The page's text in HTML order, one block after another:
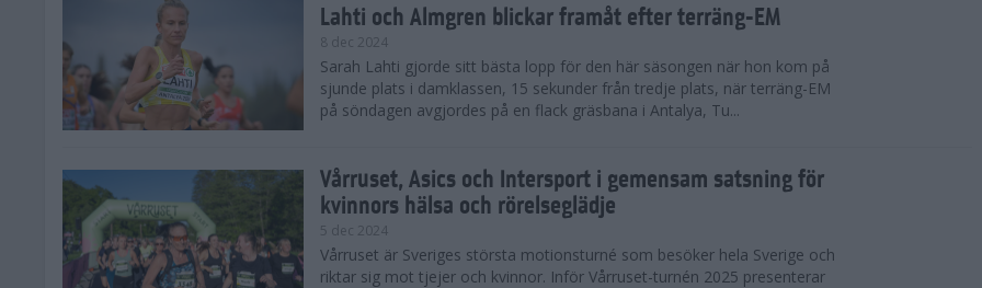
Lahti och Almgren blickar framåt efter terräng-EM
8 dec 2024
Sarah Lahti gjorde sitt bästa lopp för den här säsongen när hon kom på
sjunde plats i damklassen, 15 sekunder från tredje plats, när terräng-EM
på söndagen avgjordes på en flack gräsbana i Antalya, Tu...
Vårruset, Asics och Intersport i gemensam satsning för
kvinnors hälsa och rörelseglädje
5 dec 2024
Vårruset är Sveriges största motionsturné som besöker hela Sverige och
riktar sig mot tjejer och kvinnor. Inför Vårruset-turnén 2025 presenterar